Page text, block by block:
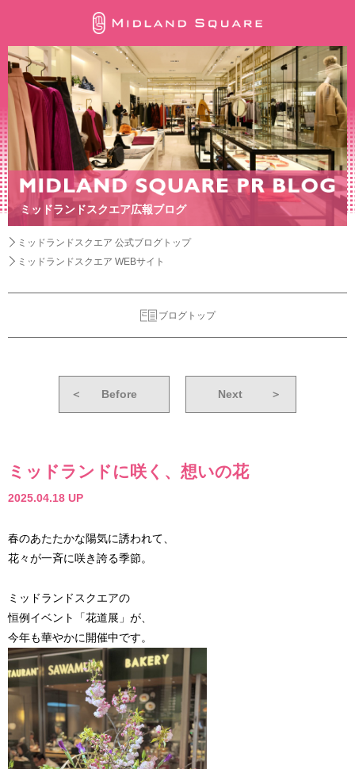
ミッドランドスクエア広報ブログ
ミッドランドスクエア 公式ブログトップ
ミッドランドスクエア WEBサイト
ブログトップ
＜ Before Next ＞
ミッドランドに咲く、想いの花
2025.04.18 UP
春のあたたかな陽気に誘われて、
花々が一斉に咲き誇る季節。
ミッドランドスクエアの
恒例イベント「花道展」が、
今年も華やかに開催中です。